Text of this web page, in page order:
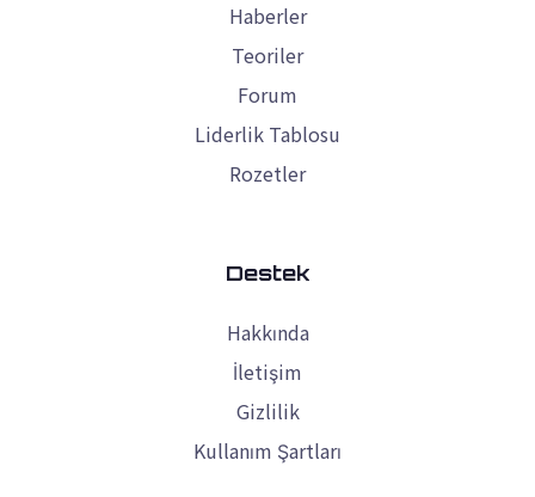
Haberler
Teoriler
Forum
Liderlik Tablosu
Rozetler
Destek
Hakkında
İletişim
Gizlilik
Kullanım Şartları